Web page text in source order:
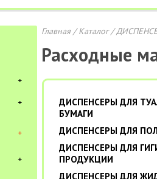
Главная/Каталог/
Расходные
ДИСПЕНСЕРЫ ДЛЯ
БУМАГИ
ДИСПЕНСЕРЫ ДЛЯ
ДИСПЕНСЕРЫ ДЛЯ
ПРОДУКЦИИ
ДИСПЕНСЕРЫ ДЛЯ